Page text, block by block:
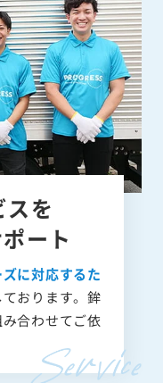
スを
ート
に対応するた
ております。鉾
合わせてご依